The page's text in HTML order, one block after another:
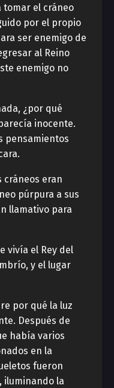
tomar el cráneo
por el propio
ser enemigo de
al Reino
enemigo no
¿por qué
inocente.
pensamientos
cráneos eran
púrpura a sus
llamativo para
vivía el Rey del
y el lugar
por qué la luz
Después de
había varios
en la
fueron
iluminando la